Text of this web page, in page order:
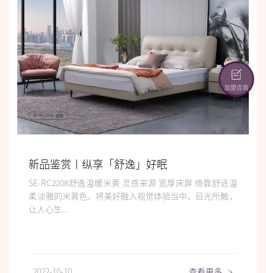
新品鉴赏丨纵享「舒逸」好眠
SE-RC2208舒逸温暖米黄 灵感来源 宽厚床屏 倚靠舒适温
柔淡雅的米黄色，将美好融入视觉体验当中，目光所触，
让人心生...
加盟咨询